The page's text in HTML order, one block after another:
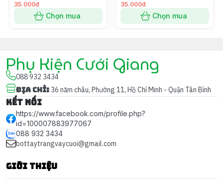
35.000đ
Chọn mua
35.000đ
Chọn mua
Phụ Kiện Cưới Giang
088 932 3434
Địa chỉ: 36 năm châu, Phường 11, Hồ Chí Minh - Quận Tân Bình
Kết nối
https://www.facebook.com/profile.php?
id=100007883977067
088 932 3434
bottaytrangvaycuoi@gmail.com
Giới thiệu